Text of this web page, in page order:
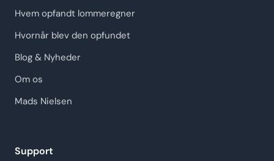
Hvem opfandt lommeregner
Hvornår blev den opfundet
Blog & Nyheder
Om os
Mads Nielsen
Support